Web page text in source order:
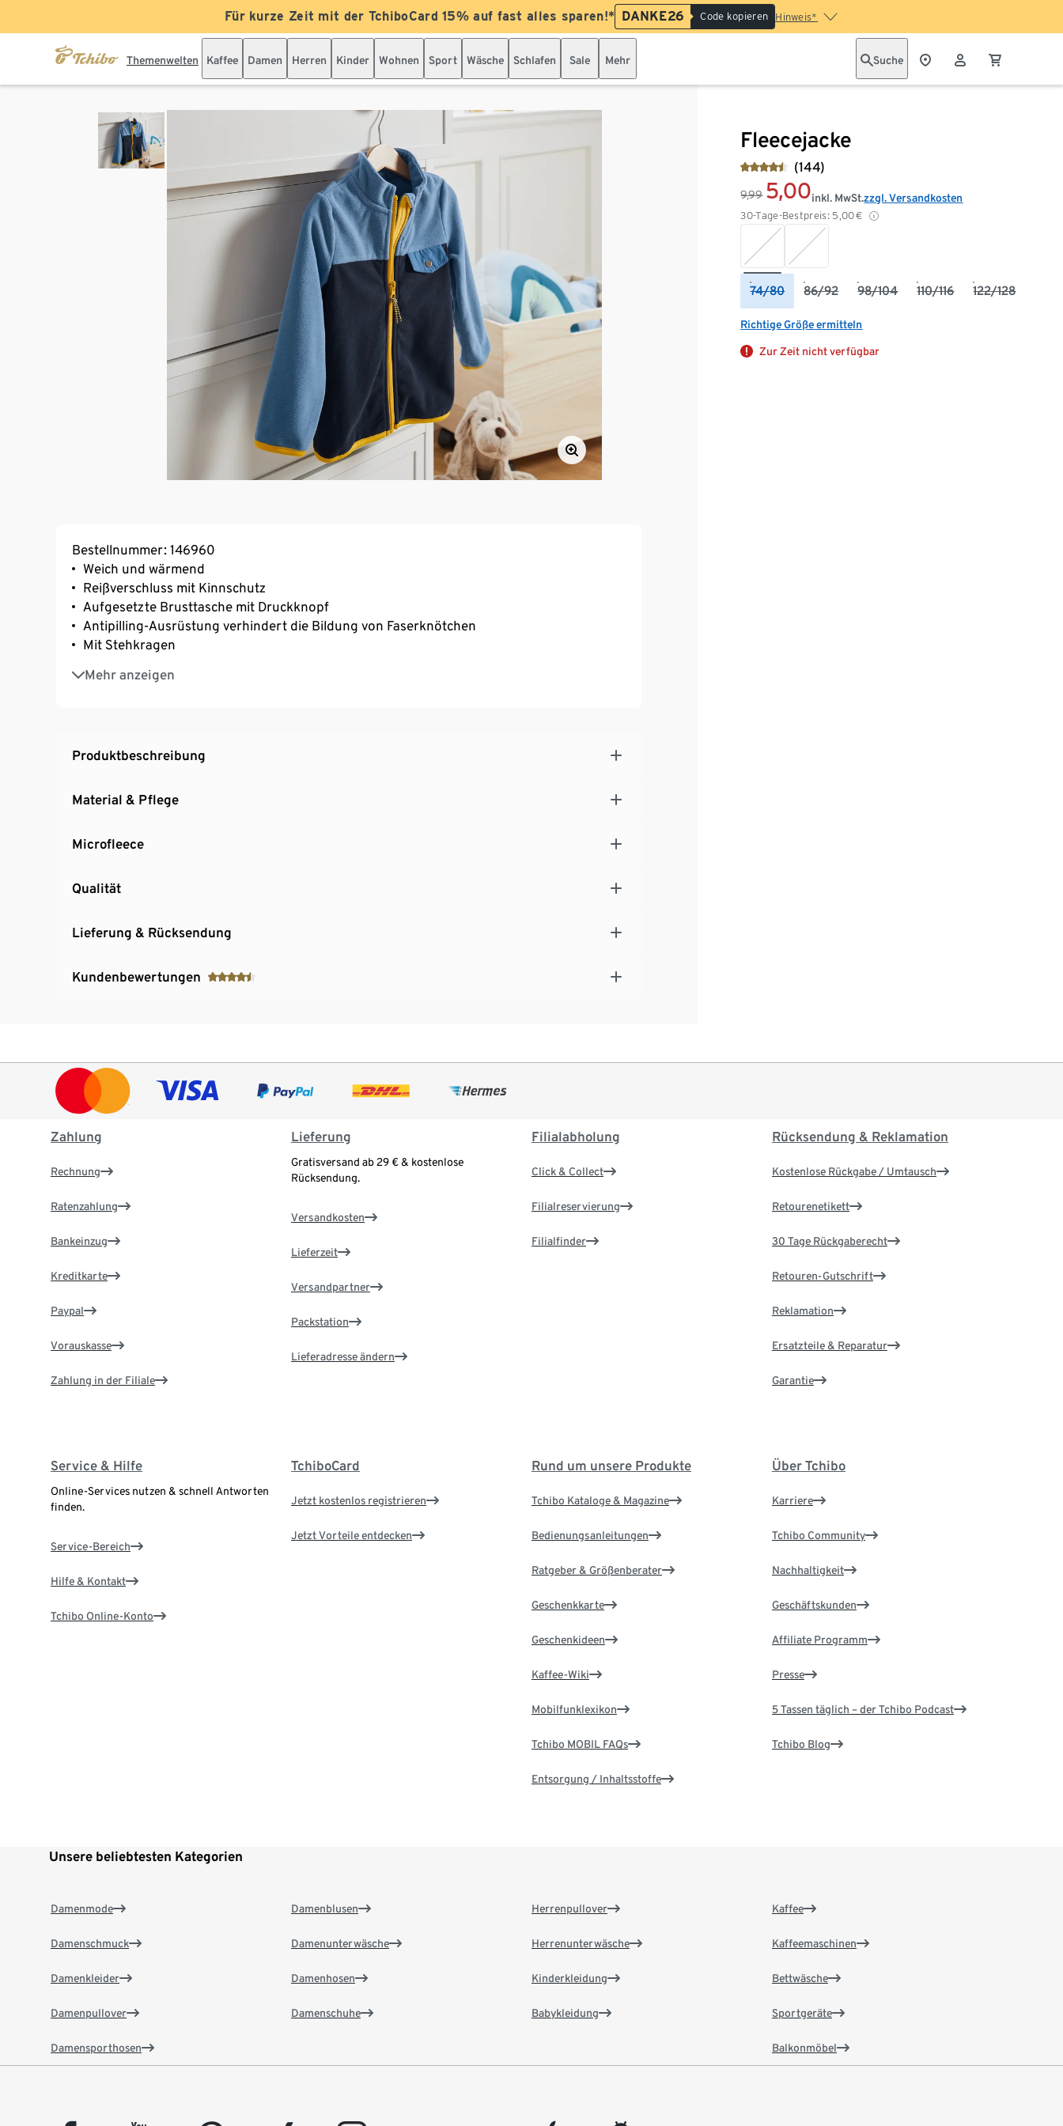
Für kurze Zeit mit der TchiboCard 15% auf fast alles sparen!* DANKE26 Code kopieren Hinweis*
Themenwelten Kaffee Damen Herren Kinder Wohnen Sport Wäsche Schlafen Sale Mehr Suche
Fleecejacke
(144)
9,99 5,00
30-Tage-Bestpreis: 5,00€
inkl. MwSt.zzgl. Versandkosten
74/80 86/92 98/104 110/116 122/128
Richtige Größe ermitteln
Zur Zeit nicht verfügbar
Bestellnummer: 146960
Weich und wärmend
Reißverschluss mit Kinnschutz
Aufgesetzte Brusttasche mit Druckknopf
Antipilling-Ausrüstung verhindert die Bildung von Faserknötchen
Mit Stehkragen
Mehr anzeigen
Mit kontrastfarbener Paspel an Ärmeln, Reißverschluss und Saum
Produktbeschreibung
Material & Pflege
Microfleece
Qualität
Lieferung & Rücksendung
Kundenbewertungen
Zahlung
Rechnung
Ratenzahlung
Bankeinzug
Kreditkarte
Paypal
Vorauskasse
Zahlung in der Filiale
Lieferung
Gratisversand ab 29 € & kostenlose
Rücksendung.
Versandkosten
Lieferzeit
Versandpartner
Packstation
Lieferadresse ändern
Filialabholung
Click & Collect
Filialreservierung
Filialfinder
Rücksendung & Reklamation
Kostenlose Rückgabe / Umtausch
Retourenetikett
30 Tage Rückgaberecht
Retouren-Gutschrift
Reklamation
Ersatzteile & Reparatur
Garantie
Service & Hilfe
Online-Services nutzen & schnell Antworten
finden.
Service-Bereich
Hilfe & Kontakt
Tchibo Online-Konto
TchiboCard
Jetzt kostenlos registrieren
Jetzt Vorteile entdecken
Rund um unsere Produkte
Tchibo Kataloge & Magazine
Bedienungsanleitungen
Ratgeber & Größenberater
Geschenkkarte
Geschenkideen
Kaffee-Wiki
Mobilfunklexikon
Tchibo MOBIL FAQs
Entsorgung / Inhaltsstoffe
Über Tchibo
Karriere
Tchibo Community
Nachhaltigkeit
Geschäftskunden
Affiliate Programm
Presse
5 Tassen täglich – der Tchibo Podcast
Tchibo Blog
Unsere beliebtesten Kategorien
Damenmode
Damenschmuck
Damenkleider
Damenpullover
Damensporthosen
Damenblusen
Damenunterwäsche
Damenhosen
Damenschuhe
Herrenpullover
Herrenunterwäsche
Kinderkleidung
Babykleidung
Kaffee
Kaffeemaschinen
Bettwäsche
Sportgeräte
Balkonmöbel